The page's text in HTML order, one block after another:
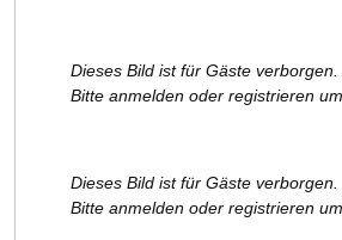
Dieses Bild ist für Gäste verborgen.
Bitte anmelden oder registrieren
Dieses Bild ist für Gäste verborgen.
Bitte anmelden oder registrieren